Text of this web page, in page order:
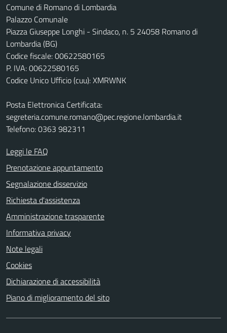
Comune di Romano di Lombardia
Palazzo Comunale
Piazza Giuseppe Longhi - Sindaco, n. 5 24058 Romano di
Lombardia (BG)
Codice fiscale: 00622580165
P. IVA: 00622580165
Codice Unico Ufficio (cuu): XMRWNK
Posta Elettronica Certificata:
segreteria.comune.romano@pec.regione.lombardia.it
Telefono: 0363 982311
Leggi le FAQ
Prenotazione appuntamento
Segnalazione disservizio
Richiesta d'assistenza
Amministrazione trasparente
Informativa privacy
Note legali
Cookies
Dichiarazione di accessibilità
Piano di miglioramento del sito